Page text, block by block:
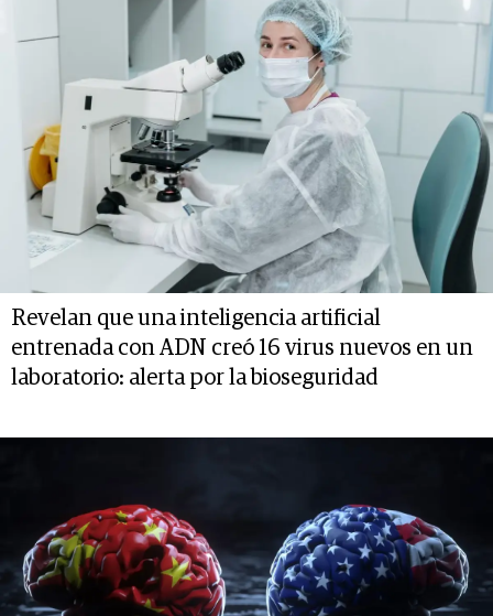
Revelan que una inteligencia artificial
entrenada con ADN creó 16 virus nuevos en un
laboratorio: alerta por la bioseguridad